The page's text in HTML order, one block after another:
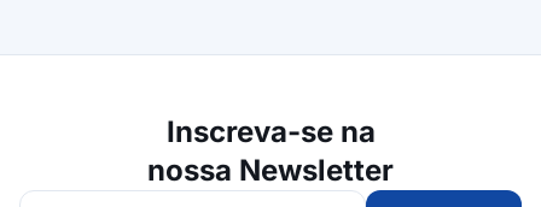
Inscreva-se na
nossa Newsletter